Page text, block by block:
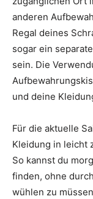
anderen
Regal deines
sogar ein
sein. Die
und deine
Für die aktuelle
Kleidung in leicht
So kannst du
finden, ohne
wühlen zu